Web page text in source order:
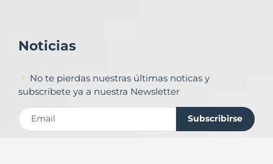
Noticias
No te pierdas nuestras últimas noticas y
subscribete ya a nuestra Newsletter
Subscribirse